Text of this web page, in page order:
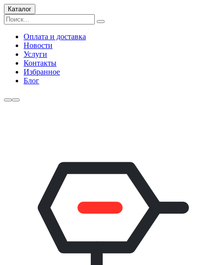
Каталог
Оплата и доставка
Новости
Услуги
Контакты
Избранное
Блог